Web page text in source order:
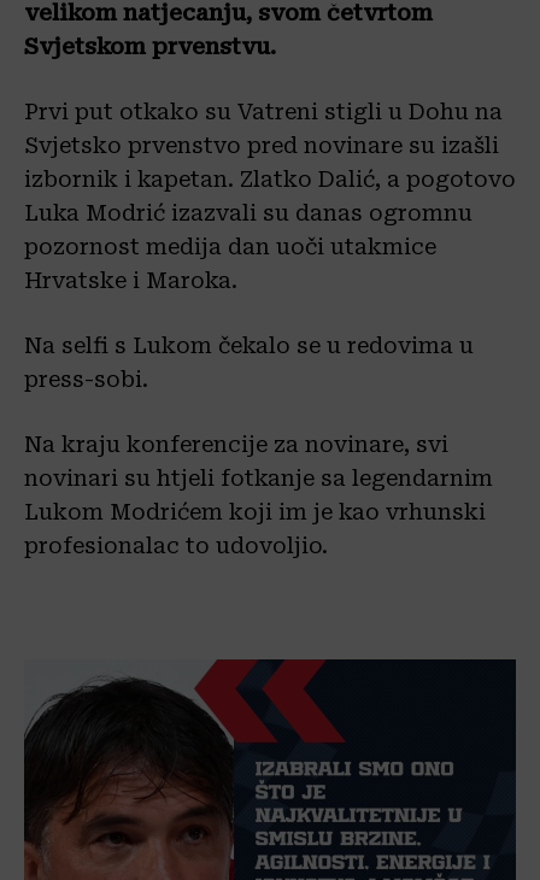
velikom natjecanju, svom četvrtom
Svjetskom prvenstvu.
Prvi put otkako su Vatreni stigli u Dohu na
Svjetsko prvenstvo pred novinare su izašli
izbornik i kapetan. Zlatko Dalić, a pogotovo
Luka Modrić izazvali su danas ogromnu
pozornost medija dan uoči utakmice
Hrvatske i Maroka.
Na selfi s Lukom čekalo se u redovima u
press-sobi.
Na kraju konferencije za novinare, svi
novinari su htjeli fotkanje sa legendarnim
Lukom Modrićem koji im je kao vrhunski
profesionalac to udovoljio.